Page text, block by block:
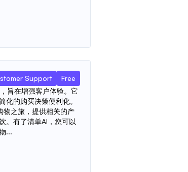
Support
Free
旨在增强客户体验。它
化的购买决策便利化。
物之旅，提供相关的产
。有了清单AI，您可以
...